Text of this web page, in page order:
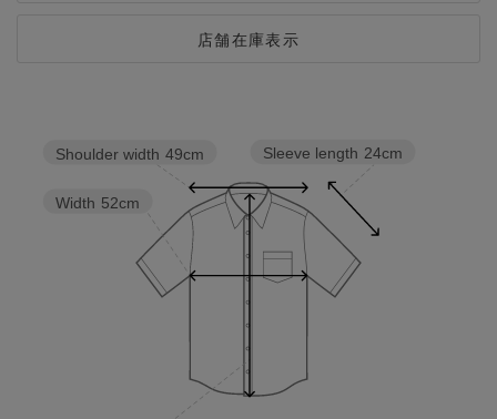
店舗在庫表示
Sleeve length 24cm
Width 52cm
Shoulder width 49cm